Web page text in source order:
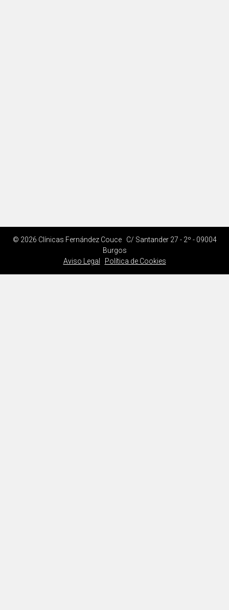
© 2026 Clínicas Fernández Couce C/ Santander 27 - 2º - 09004
Burgos
Aviso Legal
Política de Cookies